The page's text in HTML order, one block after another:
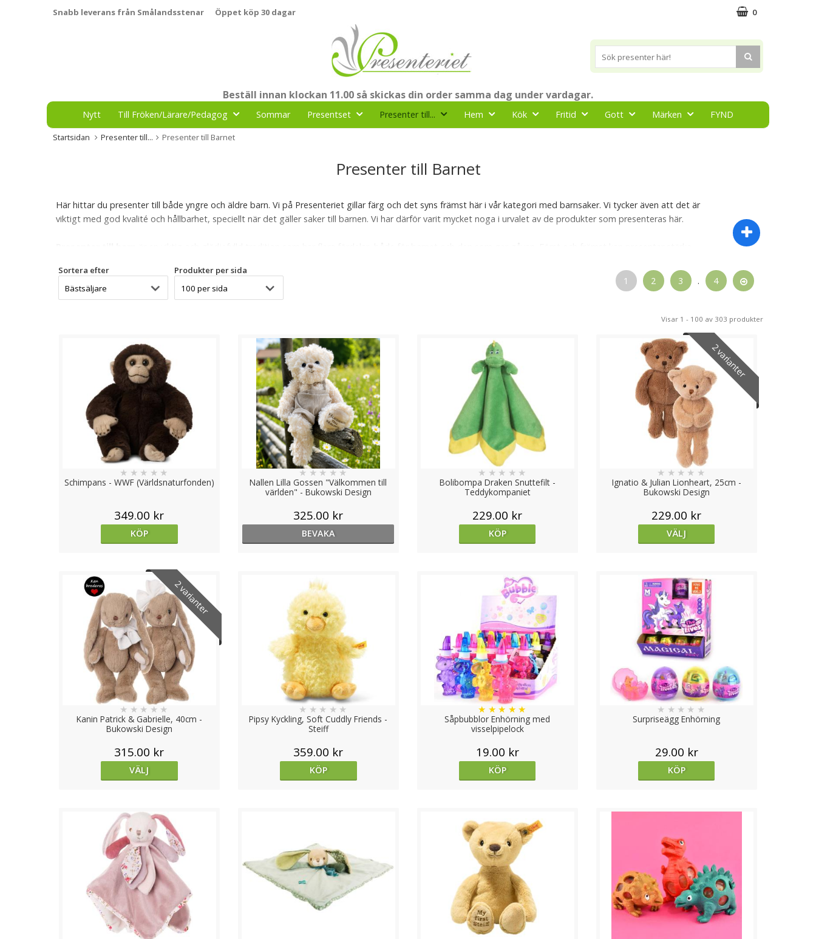
Snabb leverans från Smålandsstenar Öppet köp 30 dagar 0
Beställ innan klockan 11.00 så skickas din order samma dag under vardagar.
Nytt Till Fröken/Lärare/Pedagog Sommar Presentset Presenter till... Hem Kök Fritid Gott Märken FYND
Startsidan Presenter till... Presenter till Barnet
Presenter till Barnet
Här hittar du presenter till både yngre och äldre barn. Vi på Presenteriet gillar färg och det syns främst här i vår kategori med barnsaker. Vi tycker även att det är
viktigt med god kvalité och hållbarhet, speciellt när det gäller saker till barnen. Vi har därför varit mycket noga i urvalet av de produkter som presenteras här.
Presenter bidrar också till barnets utveckling på olika sätt. Genom att ge barn olika typer av leksaker kan man stödja deras allsidiga utveckling och hjälpa dem att
upptäcka nya intressen och talanger.
Att få en present kan också ha en positiv inverkan på barnets självkänsla och självförtroende. Det kan få dem att känna sig uppskattade och älskade. Dessutom lär
sig barn viktiga sociala färdigheter genom att ge och ta emot presenter, såsom tacksamhet och generositet.
Presenter minnen och traditioner som barn bär med sig hela livet. Att få en efterlängtad present kan bli en del av en fin barndomsupplevelse som de senare ser
tillbaka på med glädje. Presenter till barn inte bara ett uttryck för kärlek och uppskattning, utan också ett sätt att främja deras utveckling och skapa bestående
Sortera efter Produkter per sida
1 2 3 . 4
Visar 1 - 100 av 303 produkter
Schimpans - WWF (Världsnaturfonden)
★ ★ ★ ★ ★
349.00 kr
KÖP
Nallen Lilla Gossen "Välkommen till
världen" - Bukowski Design
★★★★★
325.00 kr
BEVAKA
Bolibompa Draken Snuttefilt -
Teddykompaniet
★ ★ ★ ★ ★
229.00 kr
KÖP
2 varianter
Ignatio & Julian Lionheart, 25cm -
Bukowski Design
★ ★ ★ ★ ★
229.00 kr
VÄLJ
2 varianter
Kanin Patrick & Gabrielle, 40cm -
Bukowski Design
★ ★ ★ ★ ★
315.00 kr
VÄLJ
Pipsy Kyckling, Soft Cuddly Friends -
Steiff
★ ★ ★ ★ ★
359.00 kr
KÖP
Såpbubblor Enhörning med
visselpipelock
★ ★ ★ ★ ★
19.00 kr
KÖP
Surpriseägg Enhörning
★ ★ ★ ★ ★
29.00 kr
KÖP